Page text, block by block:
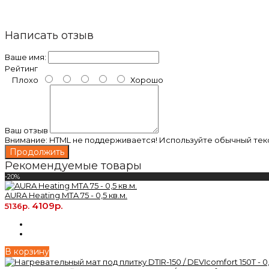
Написать отзыв
Ваше имя:
Рейтинг
Плохо
Хорошо
Ваш отзыв
Внимание: HTML не поддерживается! Используйте обычный
Продолжить
Рекомендуемые товары
-20%
AURA Heating MTA 75 - 0,5 кв.м.
5136р. 4109р.
В корзину